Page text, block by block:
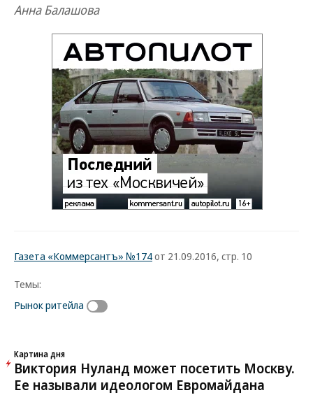
Анна Балашова
Газета «Коммерсантъ» №174от 21.09.2016, стр. 10
Темы:
Рынок ритейла
Картина дня
Виктория Нуланд может посетить Москву.
Ее называли идеологом Евромайдана